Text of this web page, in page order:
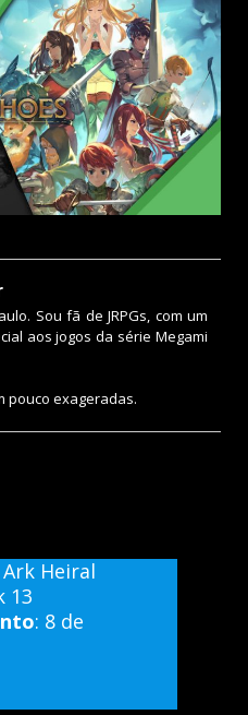
Sou fã de JRPGs, com um
aos jogos da série Megami
pouco exageradas.
Ark Heiral
13
: 8 de